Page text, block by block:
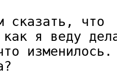
сказать, что
я веду
изменилось.